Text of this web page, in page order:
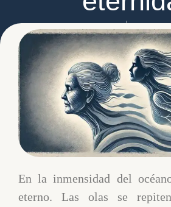
Clínica Broa marzo
En la inmensidad del
eterno. Las olas se